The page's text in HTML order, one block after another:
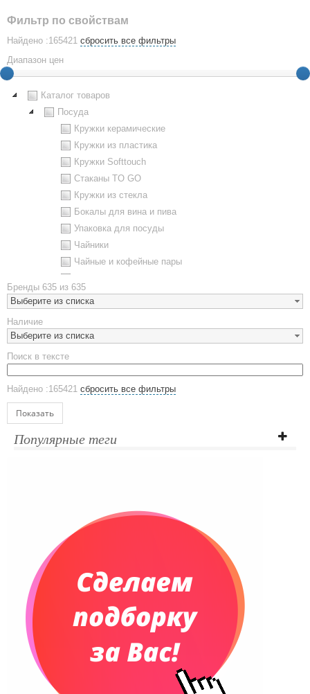
Фильтр по свойствам
Найдено :165421 сбросить все фильтры
Диапазон цен
Каталог товаров
Посуда
Кружки керамические
Кружки из пластика
Кружки Softtouch
Стаканы TO GO
Кружки из стекла
Бокалы для вина и пива
Упаковка для посуды
Чайники
Чайные и кофейные пары
Наборы посуды
Предметы сервировки
Стаканы
Эко кружки
ЕВРОПОСУДА
Аксессуары
Ежедневники и блокноты
Датированные ежедневники
Планинги недатированные
Телефонные книжки
Сумки и Рюкзаки
Сумки для планшетов и ноутбуков
Рюкзаки
Конференц-сумки
Сумки для покупок промо
Несессеры и косметички
Бренды 635 из 635
Выберите из списка
Наличие
Выберите из списка
Поиск в тексте
Найдено :165421 сбросить все фильтры
Показать
Популярные теги